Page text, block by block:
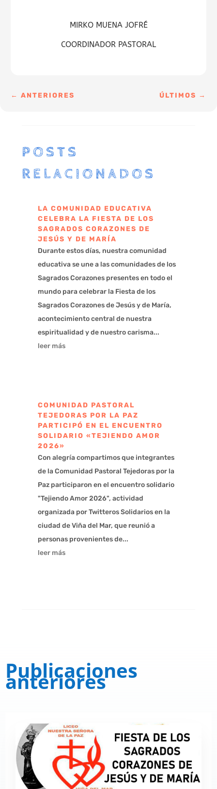
MIRKO MUENA JOFRÉ
COORDINADOR PASTORAL
←ANTERIORES ÚLTIMOS →
POSTS
RELACIONADOS
LA COMUNIDAD EDUCATIVA
CELEBRA LA FIESTA DE LOS
SAGRADOS CORAZONES DE
JESÚS Y DE MARÍA
Durante estos días, nuestra comunidad
educativa se une a las comunidades de los
Sagrados Corazones presentes en todo el
mundo para celebrar la Fiesta de los
Sagrados Corazones de Jesús y de María,
acontecimiento central de nuestra
espiritualidad y de nuestro carisma...
leer más
COMUNIDAD PASTORAL
TEJEDORAS POR LA PAZ
PARTICIPÓ EN EL ENCUENTRO
SOLIDARIO «TEJIENDO AMOR
2026»
Con alegría compartimos que integrantes
de la Comunidad Pastoral Tejedoras por la
Paz participaron en el encuentro solidario
"Tejiendo Amor 2026", actividad
organizada por Twitteros Solidarios en la
ciudad de Viña del Mar, que reunió a
personas provenientes de...
leer más
Publicaciones
anteriores